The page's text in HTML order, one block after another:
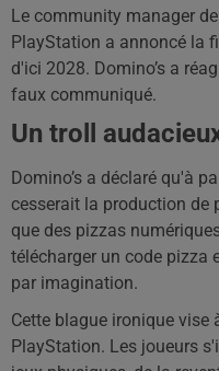
Le community manager
PlayStation a annoncé la
d'ici 2028. Domino’s a
faux communiqué.
Un troll
Domino’s a déclaré qu'à
cesserait la production de
que des pizzas
télécharger un code pizza
par imagination.
Cette blague ironique vise
PlayStation. Les joueurs